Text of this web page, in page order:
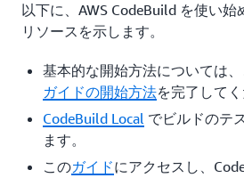
以下に、AWS CodeBuild を使い
リソースを示します。
基本的な開始方法については
ガイドの開始方法を完了してく
CodeBuild Local でビルドのテ
ます。
このガイドにアクセスし、